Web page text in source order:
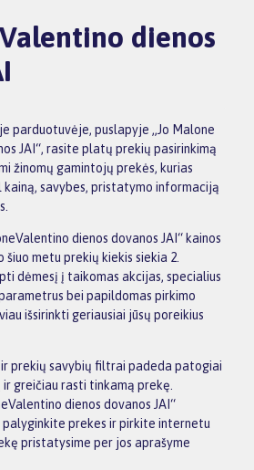
dienos
parduotuvėje, puslapyje „Jo Malone
JAI“, rasite platų prekių pasirinkimą
žinomų gamintojų prekės, kurias
savybes, pristatymo informaciją
dienos dovanos JAI“ kainos
šiuo metu prekių kiekis siekia 2.
dėmesį į taikomas akcijas, specialius
bei papildomas pirkimo
išsirinkti geriausiai jūsų poreikius
ir prekių savybių filtrai padeda patogiai
greičiau rasti tinkamą prekę.
dienos dovanos JAI“
palyginkite prekes ir pirkite internetu
pristatysime per jos aprašyme